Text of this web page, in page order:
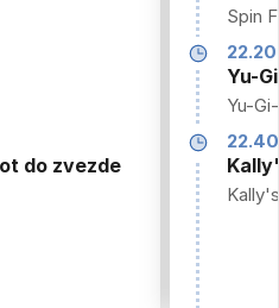
do zvezde
Spin
22.20
Yu-
Yu-
22.40